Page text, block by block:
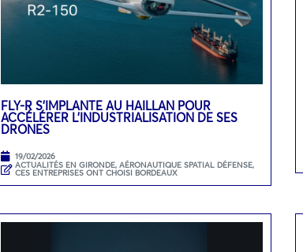
FLY-R S’IMPLANTE AU HAILLAN POUR
ACCÉLÉRER L’INDUSTRIALISATION DE SES
DRONES
19/02/2026
ACTUALITÉS EN GIRONDE,AÉRONAUTIQUE SPATIAL DÉFENSE,
CES ENTREPRISES ONT CHOISI BORDEAUX